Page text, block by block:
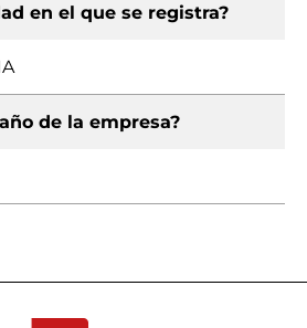
en el que se registra?
de la empresa?